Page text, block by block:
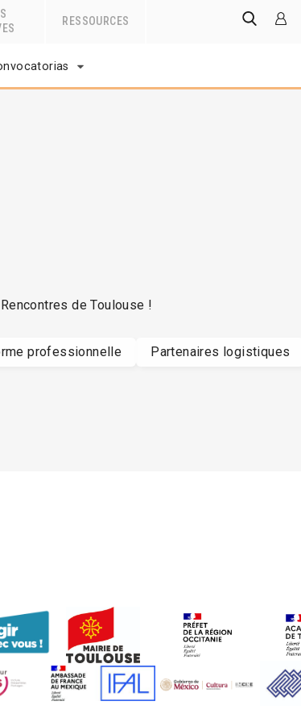
RESSOURCES
de Toulouse !
professionnelle
Partenaires logistiques